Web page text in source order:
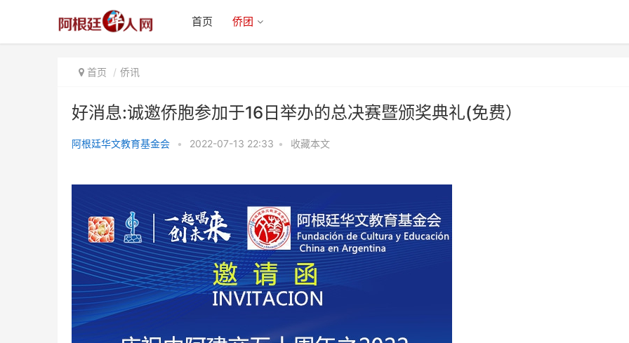
首页 侨团
首页 侨讯
好消息:诚邀侨胞参加于16日举办的总决赛暨颁奖典礼(免费）
阿根廷华文教育基金会 • 2022-07-13 22:33 • 收藏本文
的总决赛暨颁奖典礼(